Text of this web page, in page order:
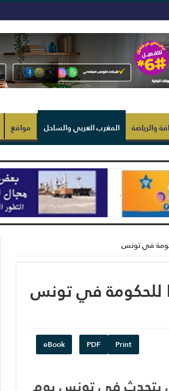
والرياضة المغرب العربي والساحل مواقع
في تونس
للحكومة في تونس
Print
PDF
eBook